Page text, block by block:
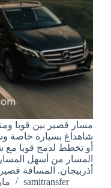
مسار قصير بين قوبا
شاهداغ بسيارة خاصة
أو تخطط لدمج قوبا مع
المسار من أسهل
أذربيجان. المسافة
samitransfer
مايو